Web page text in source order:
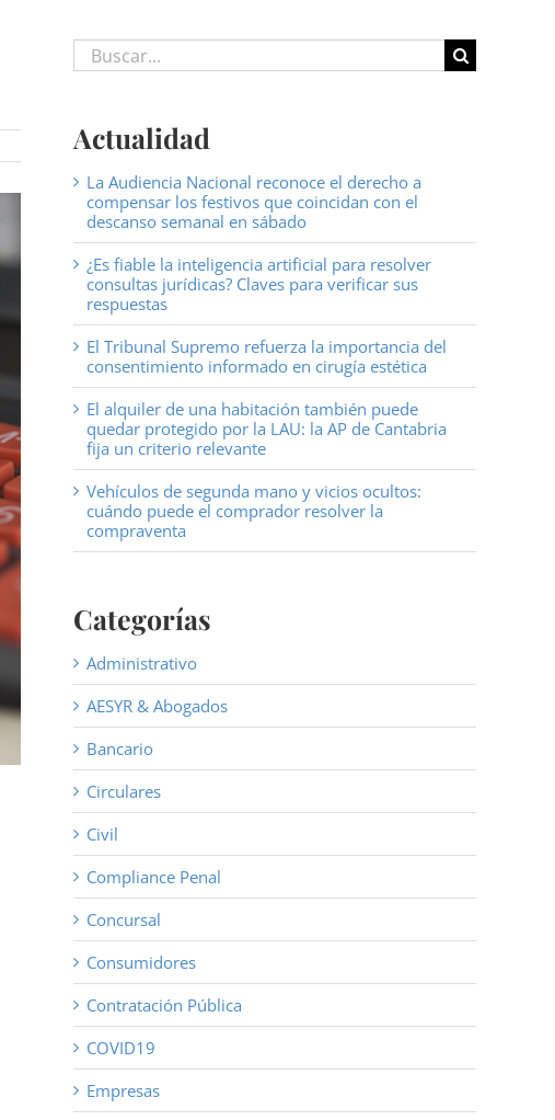
Buscar:
Actualidad
La Audiencia Nacional reconoce el derecho a
compensar los festivos que coincidan con el
descanso semanal en sábado
¿Es fiable la inteligencia artificial para resolver
consultas jurídicas? Claves para verificar sus
respuestas
El Tribunal Supremo refuerza la importancia del
consentimiento informado en cirugía estética
El alquiler de una habitación también puede
quedar protegido por la LAU: la AP de Cantabria
fija un criterio relevante
Vehículos de segunda mano y vicios ocultos:
cuándo puede el comprador resolver la
compraventa
Categorías
Administrativo
AESYR & Abogados
Bancario
Circulares
Civil
Compliance Penal
Concursal
Consumidores
Contratación Pública
COVID19
Empresas